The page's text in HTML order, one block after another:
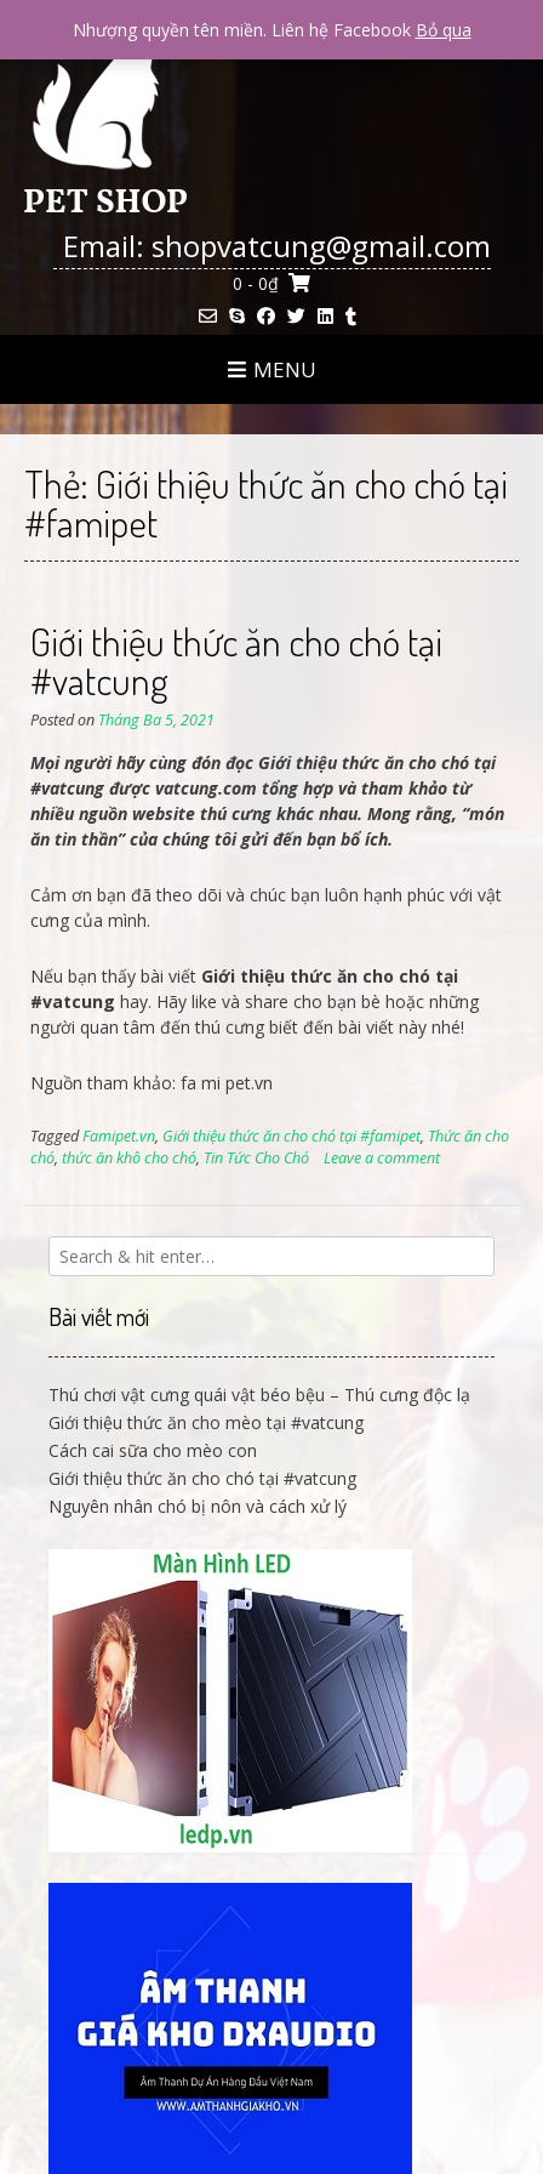
content
Email: shopvatcung@gmail.com
0 - 0₫
MENU
Thẻ: Giới thiệu thức ăn cho chó tại
#famipet
Giới thiệu thức ăn cho chó tại
#vatcung
Posted on Tháng Ba 5, 2021
Mọi người hãy cùng đón đọc Giới thiệu thức ăn cho chó tại
#vatcung được vatcung.com tổng hợp và tham khảo từ
nhiều nguồn website thú cưng khác nhau. Mong rằng, “món
ăn tin thần” của chúng tôi gửi đến bạn bổ ích.
Cảm ơn bạn đã theo dõi và chúc bạn luôn hạnh phúc với vật
cưng của mình.
Nếu bạn thấy bài viết Giới thiệu thức ăn cho chó tại
#vatcung hay. Hãy like và share cho bạn bè hoặc những
người quan tâm đến thú cưng biết đến bài viết này nhé!
Nguồn tham khảo: fa mi pet.vn
TaggedFamipet.vn, Giới thiệu thức ăn cho chó tại #famipet, Thức ăn cho
chó, thức ăn khô cho chó, Tin Tức Cho Chó Leave a comment
Bài viết mới
Thú chơi vật cưng quái vật béo bệu – Thú cưng độc lạ
Giới thiệu thức ăn cho mèo tại #vatcung
Cách cai sữa cho mèo con
Giới thiệu thức ăn cho chó tại #vatcung
Nguyên nhân chó bị nôn và cách xử lý
Nhượng quyền tên miền. Liên hệ Facebook Bỏ qua